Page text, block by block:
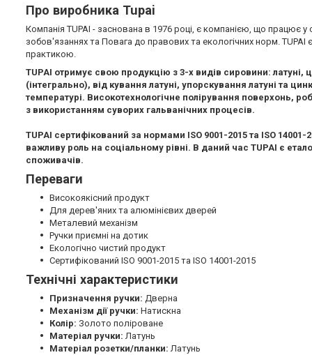
Про виробника Tupai
Компанія TUPAI - заснована в 1976 році, є компанією, що працює
зобов'язаннях та Повага до правових та екологічних норм.
практикою.
TUPAI отримує свою продукцію з 3-х видів сировини:
(інтегрально), від кування латуні, упорскування латуні та
температурі. Високотехнологічне полірування поверхонь,
з використанням суворих гальванічних процесів.
TUPAI сертифікований за нормами ISO 9001-2015 та ISO
важливу роль на соціальному рівні. В даний час TUPAI є
споживачів.
Переваги
Високоякісний продукт
Для дерев'яних та алюмінієвих дверей
Металевий механізм
Ручки приємні на дотик
Екологічно чистий продукт
Сертифікований ISO 9001-2015 та ISO 14001-2015
Технічні характеристики
Призначення ручки: Дверна
Механізм дії ручки: Натискна
Колір: Золото поліроване
Матеріал ручки:Латунь
Матеріал розетки/планки:Латунь